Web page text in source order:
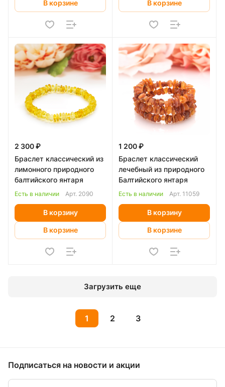
В корзине В корзине
2 300 ₽
Браслет классический из
лимонного природного
балтийского янтаря
Есть в наличии Арт. 2090
В корзину
В корзине
1 200 ₽
Браслет классический
лечебный из природного
Балтийского янтаря
Есть в наличии Арт. 11059
В корзину
В корзине
Загрузить еще
1 2 3
Подписаться на новости и акции